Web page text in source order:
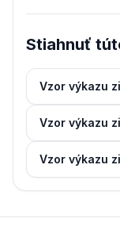
Stiahnuť
Vzor výkazu
Vzor výkazu
Vzor výkazu